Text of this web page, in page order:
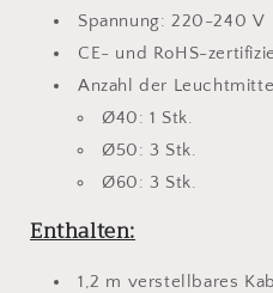
Spannung: 220-240 V
CE- und RoHS-
Anzahl der
Ø40: 1 Stk.
Ø50: 3 Stk.
Ø60: 3 Stk.
Enthalten:
1,2 m verstellbares